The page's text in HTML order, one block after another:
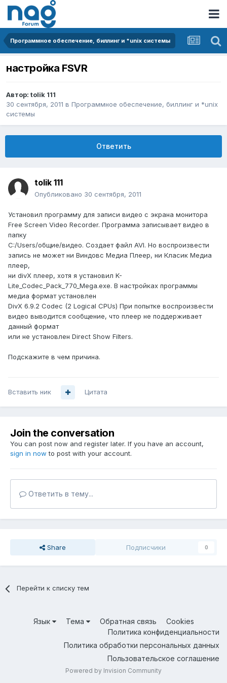
Программное обеспечение, биллинг и *unix системы
настройка FSVR
Автор: tolik 111
30 сентября, 2011 в Программное обеспечение, биллинг и *unix
системы
Ответить
tolik 111
Опубликовано 30 сентября, 2011
Установил программу для записи видео с экрана монитора
Free Screen Video Recorder. Программа записывает видео в
папку
C:/Users/общие/видео. Создает файл AVI. Но воспроизвести
запись не может ни Виндовс Медиа Плеер, ни Класик Медиа
плеер,
ни divX плеер, хотя я установил K-
Lite_Codec_Pack_770_Mega.exe. В настройках программы
медиа формат установлен
DivX 6.9.2 Codec (2 Logical CPUs) При попытке воспроизвести
видео выводится сообщение, что плеер не поддерживает
данный формат
или не установлен Direct Show Filters.
Подскажите в чем причина.
Вставить ник Цитата
Join the conversation
You can post now and register later. If you have an account,
sign in now to post with your account.
Ответить в тему...
Share Подписчики 0
Перейти к списку тем
Язык Тема Обратная связь
Cookies
Политика конфиденциальности
Политика обработки персональных данных
Пользовательское соглашение
Powered by Invision Community